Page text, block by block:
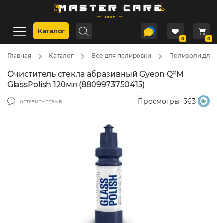
Каталог
0 0
Главная Каталог Все для полировки Полироли для
Очиститель стекла абразивный Gyeon Q²M
GlassPolish 120мл (8809973750415)
оставить отзыв Просмотры 363